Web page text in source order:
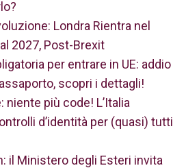
Londra Rientra nel
2027, Post-Brexit
per entrare in UE: addio
scopri i dettagli!
niente più code! L’Italia
d’identità per (quasi) tutti
il Ministero degli Esteri invita